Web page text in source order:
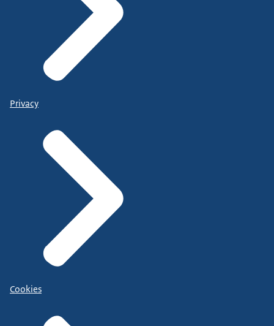
Privacy
Cookies